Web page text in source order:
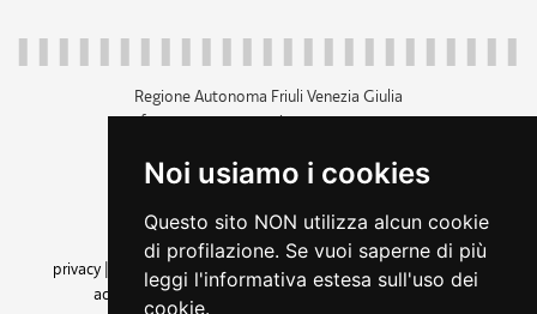
Noi usiamo i cookies
Questo sito NON utilizza alcun cookie
di profilazione. Se vuoi saperne di più
leggi l'informativa estesa sull'uso dei
cookie.
Regione Autonoma Friuli Venezia Giulia
c.f. 80014930327; p.iva 00526040324
+39 040 3771111
amministrazione trasparente
privacy
cookie |note legali accessibilità
dichiarazione di
accessibilità| feedback cambio preferenze cookie